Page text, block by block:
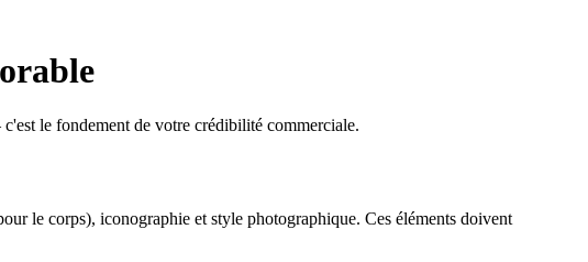
le fondement de votre crédibilité commerciale.
le corps), iconographie et style photographique. Ces éléments doivent